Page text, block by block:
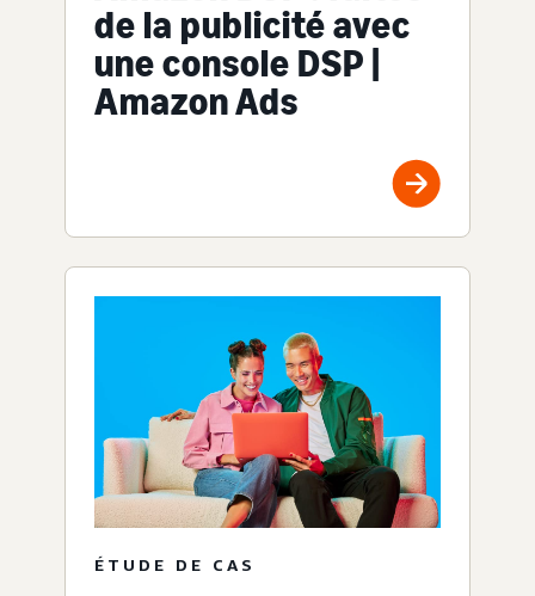
de la publicité avec
une console DSP |
Amazon Ads
ÉTUDE DE CAS